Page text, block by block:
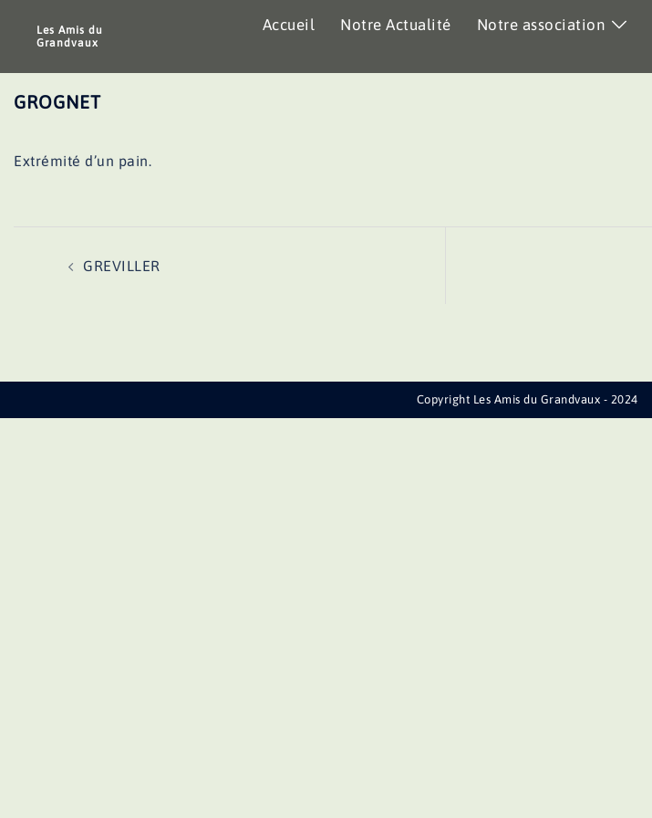
Les Amis du
Grandvaux
Accueil Notre Actualité Notre association
GROGNET
Extrémité d’un pain.
GREVILLER
Copyright Les Amis du Grandvaux - 2024